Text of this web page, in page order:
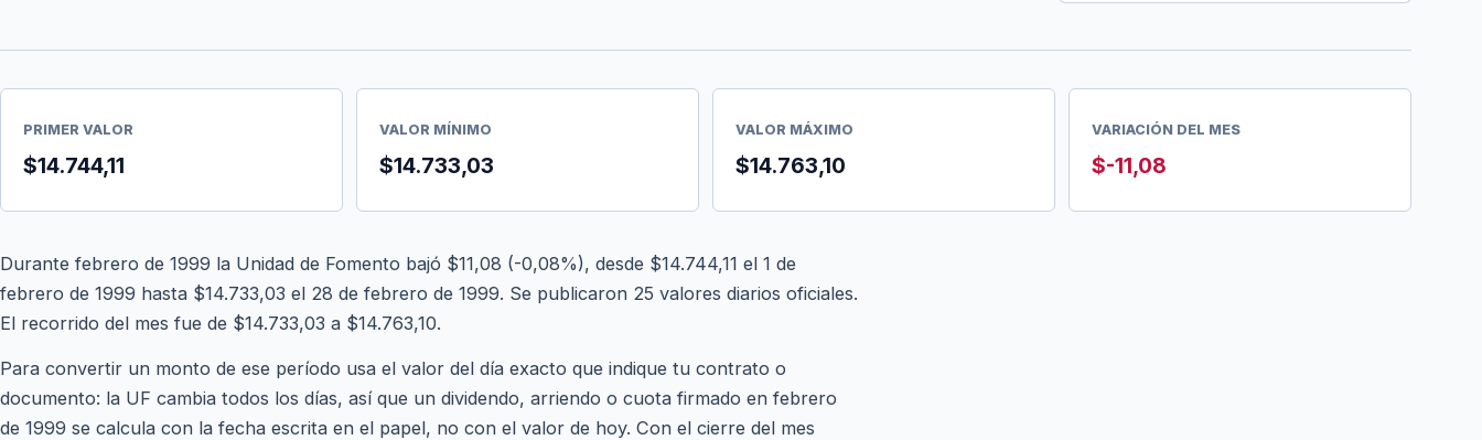
PRIMER VALOR
$14.744,11
VALOR MÍNIMO
$14.733,03
VALOR MÁXIMO
$14.763,10
VARIACIÓN DEL MES
$-11,08
Durante febrero de 1999 la Unidad de Fomento bajó $11,08 (-0,08%), desde $14.744,11 el 1 de
febrero de 1999 hasta $14.733,03 el 28 de febrero de 1999. Se publicaron 25 valores diarios oficiales.
El recorrido del mes fue de $14.733,03 a $14.763,10.
Para convertir un monto de ese período usa el valor del día exacto que indique tu contrato o
documento: la UF cambia todos los días, así que un dividendo, arriendo o cuota firmado en febrero
de 1999 se calcula con la fecha escrita en el papel, no con el valor de hoy. Con el cierre del mes